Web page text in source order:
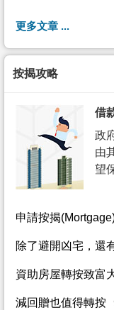
更多文章 ...
按揭攻略
借
政
由
望
申請按揭
除了避開凶宅，還
資助房屋轉按致富
減回贈也值得轉按